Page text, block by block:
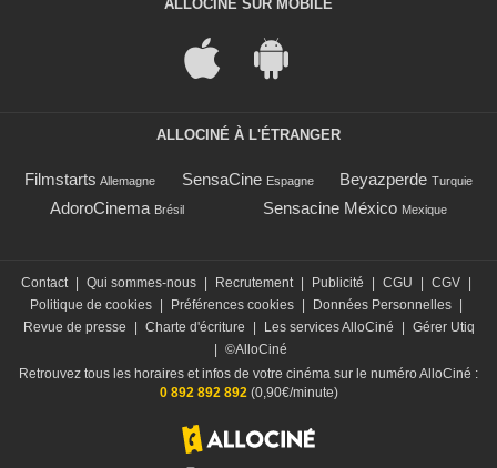
ALLOCINÉ SUR MOBILE
ALLOCINÉ À L'ÉTRANGER
Filmstarts Allemagne SensaCine Espagne Beyazperde Turquie
AdoroCinema Brésil Sensacine México Mexique
Contact | Qui sommes-nous | Recrutement | Publicité | CGU | CGV |
Politique de cookies | Préférences cookies | Données Personnelles |
Revue de presse
| Charte d'écriture | Les services AlloCiné | Gérer Utiq
| ©AlloCiné
Retrouvez tous les horaires et infos de votre cinéma sur le numéro AlloCiné :
0 892 892 892 (0,90€/minute)